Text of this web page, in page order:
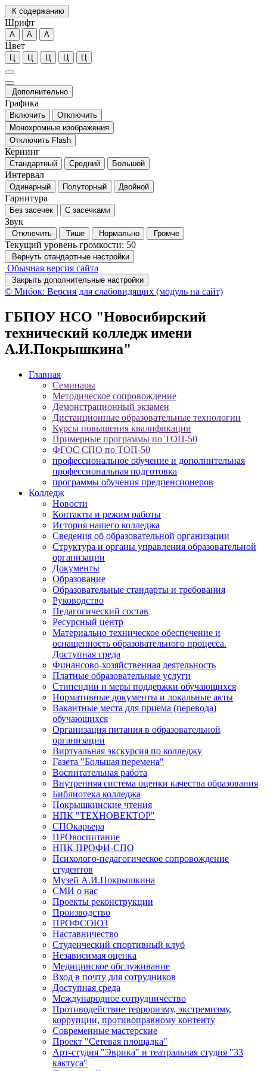
К содержанию
Шрифт
А А А
Цвет
Ц Ц Ц Ц Ц
Дополнительно
Графика
Включить
Отключить
Монохромные изображения
Отключить Flash
Кернинг
Стандартный Средний Большой
Интервал
Одинарный Полуторный Двойной
Гарнитура
Без засечек С засечками
Звук
Отключить Тише Нормально Громче
Текущий уровень громкости: 50
Вернуть стандартные настройки
Обычная версия сайта
Закрыть дополнительные настройки
© Мибок: Версия для слабовидящих (модуль на сайт)
ГБПОУ НСО "Новосибирский
технический колледж имени
А.И.Покрышкина"
Главная
Семинары
Методическое сопровождение
Демонстрационный экзамен
Дистанционные образовательные технологии
Курсы повышения квалификации
Примерные программы по ТОП-50
ФГОС СПО по ТОП-50
профессиональное обучение и дополнительная
профессиональная подготовка
программы обучения предпенсионеров
Колледж
Новости
Контакты и режим работы
История нашего колледжа
Сведения об образовательной организации
Структура и органы управления образовательной
организации
Документы
Образование
Образовательные стандарты и требования
Руководство
Педагогический состав
Ресурсный центр
Материально техническое обеспечение и
оснащенность образовательного процесса.
Доступная среда
Финансово-хозяйственная деятельность
Платные образовательные услуги
Стипендии и меры поддержки обучающихся
Нормативные документы и локальные акты
Вакантные места для приема (перевода)
обучающихся
Организация питания в образовательной
организации
Виртуальная экскурсия по колледжу
Газета "Большая перемена"
Воспитательная работа
Внутренняя система оценки качества образования
Библиотека колледжа
Покрышкинские чтения
НПК "ТЕХНОВЕКТОР"
СПОкарьера
ПРОвоспитание
НПК ПРОФИ-СПО
Психолого-педагогическое сопровождение
студентов
Музей А.И.Покрышкина
СМИ о нас
Проекты реконструкции
Производство
ПРОФСОЮЗ
Наставничество
Студенческий спортивный клуб
Независимая оценка
Медицинское обслуживание
Вход в почту для сотрудников
Доступная среда
Международное сотрудничество
Противодействие терроризму, экстремизму,
коррупции, противоправному контенту
Современные мастерские
Проект "Сетевая площадка"
Арт-студия "Эврика" и театральная студия "33
кактуса"